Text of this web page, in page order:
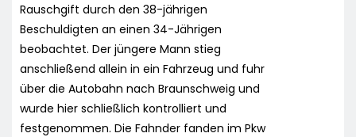
Rauschgift durch den 38-jährigen
Beschuldigten an einen 34-Jährigen
beobachtet. Der jüngere Mann stieg
anschließend allein in ein Fahrzeug und fuhr
über die Autobahn nach Braunschweig und
wurde hier schließlich kontrolliert und
festgenommen. Die Fahnder fanden im Pkw